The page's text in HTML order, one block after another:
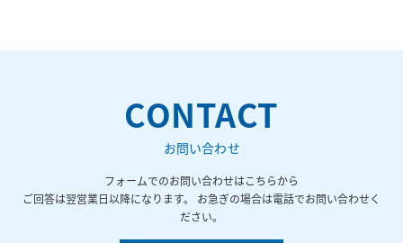
CONTACT
お問い合わせ
フォームでのお問い合わせはこちらから
ご回答は翌営業日以降になります。 お急ぎの場合は電話でお問い合わせく
ださい。